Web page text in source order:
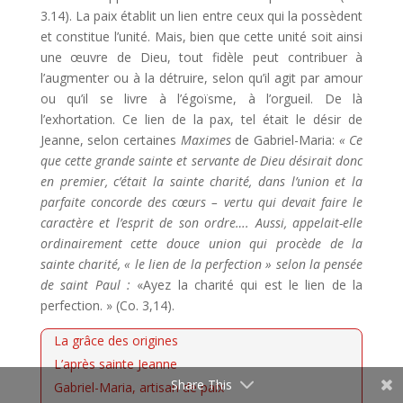
3.14). La paix établit un lien entre ceux qui la possèdent
et constitue l’unité. Mais, bien que cette unité soit ainsi
une œuvre de Dieu, tout fidèle peut contribuer à
l’augmenter ou à la détruire, selon qu’il agit par amour
ou qu’il se livre à l’égoïsme, à l’orgueil. De là
l’exhortation. Ce lien de la pax, tel était le désir de
Jeanne, selon certaines Maximesde Gabriel-Maria: « Ce
que cette grande sainte et servante de Dieu désirait donc
en premier, c’était la sainte charité, dans l’union et la
parfaite concorde des cœurs – vertu qui devait faire le
caractère et l’esprit de son ordre…. Aussi, appelait-elle
ordinairement cette douce union qui procède de la
sainte charité, « le lien de la perfection » selon la pensée
de saint Paul : «Ayez la charité qui est le lien de la
perfection. » (Co. 3,14).
La grâce des origines
L’après sainte Jeanne
Gabriel-Maria, artisan de paix
Share This